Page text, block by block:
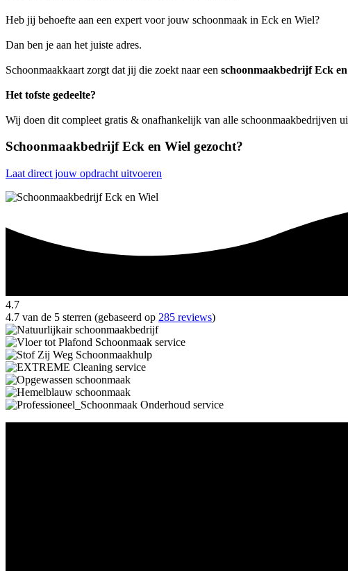
Heb jij behoefte aan een expert voor jouw schoonmaak in Eck en Wiel?
Dan ben je aan het juiste adres.
Schoonmaakkaart zorgt dat jij die zoekt naar een schoonmaakbedrijf Eck
Het tofste gedeelte?
Wij doen dit compleet gratis & onafhankelijk van alle schoonmaakbedrijven
Schoonmaakbedrijf Eck en Wiel gezocht?
Laat direct jouw opdracht uitvoeren
4.7
4.7 van de 5 sterren (gebaseerd op 285 reviews)